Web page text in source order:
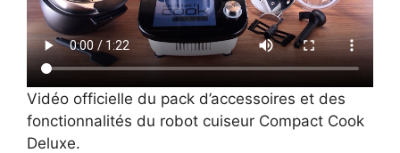
Vidéo officielle du pack d’accessoires et des
fonctionnalités du robot cuiseur Compact Cook
Deluxe.